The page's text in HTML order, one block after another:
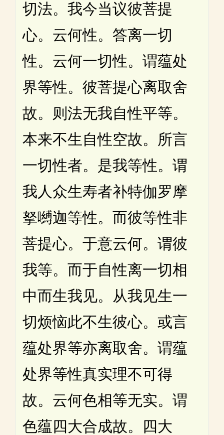
切法。我今当议彼菩提
心。云何性。答离一切
性。云何一切性。谓蕴处
界等性。彼菩提心离取舍
故。则法无我自性平等。
本来不生自性空故。所言
一切性者。是我等性。谓
我人众生寿者补特伽罗摩
拏嚩迦等性。而彼等性非
菩提心。于意云何。谓彼
我等。而于自性离一切相
中而生我见。从我见生一
切烦恼此不生彼心。或言
蕴处界等亦离取舍。谓蕴
处界等性真实理不可得
故。云何色相等无实。谓
色蕴四大合成故。四大